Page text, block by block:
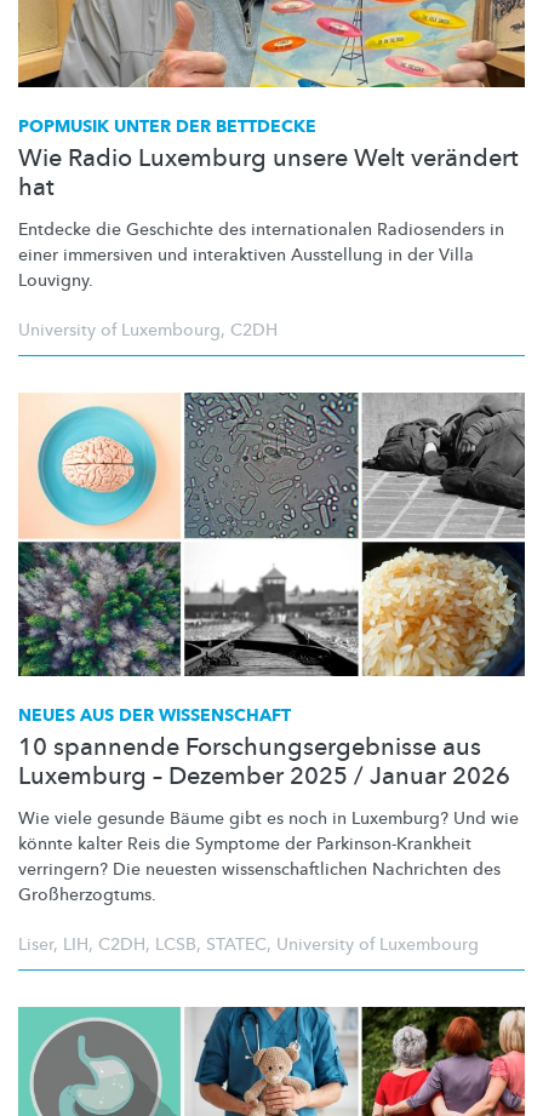
POPMUSIK UNTER DER BETTDECKE
Wie Radio Luxemburg unsere Welt verändert
hat
Entdecke die Geschichte des internationalen Radiosenders in
einer immersiven und interaktiven Ausstellung in der Villa
Louvigny.
University of Luxembourg, C2DH
NEUES AUS DER WISSENSCHAFT
10 spannende Forschungsergebnisse aus
Luxemburg – Dezember 2025 / Januar 2026
Wie viele gesunde Bäume gibt es noch in Luxemburg? Und wie
könnte kalter Reis die Symptome der Parkinson-Krankheit
verringern? Die neuesten wissenschaftlichen Nachrichten des
Großherzogtums.
Liser, LIH, C2DH, LCSB, STATEC, University of Luxembourg